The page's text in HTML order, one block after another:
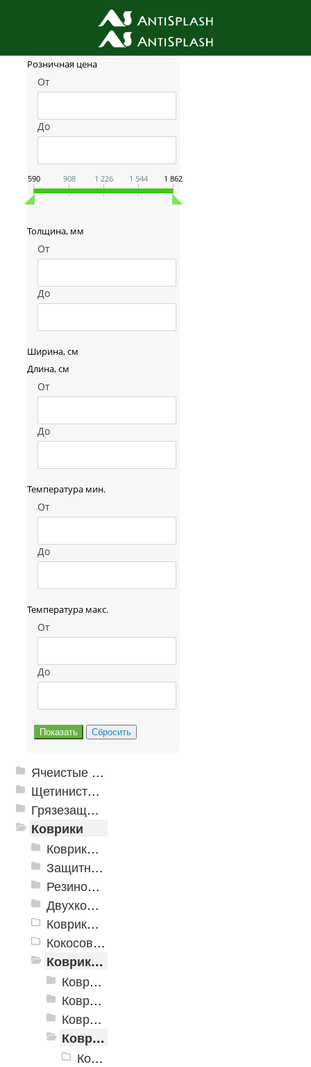
Фильтр товаров
Розничная цена
От
До
590 908 1 226 1 544 1 862
Толщина, мм
От
До
Ширина, см
Длина, см
От
До
Температура мин.
От
До
Температура макс.
От
До
Ячеистые грязезащитные покрытия
Щетинистые покрытия
Грязезащитные, влаговпитывающие покрытия
Коврики
Коврики влаговпитывающие
Защитные коврики и лотки
Резиновые коврики
Двухкомпонентные коврики
Коврики на пенорезине
Кокосовые коврики
Коврики для ванн
Коврики для ванн «V-Line»
Коврики для ванн «V-Line», фотопечать
Коврики для ванн против скольжения
Коврики для ванной
Коврик для ванной PP Лабиринт 2